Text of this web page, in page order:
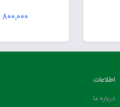
۸۰۰,۰۰۰
اطلاعات
درباره ما